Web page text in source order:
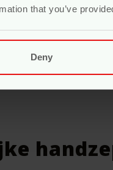
that you’ve
Deny